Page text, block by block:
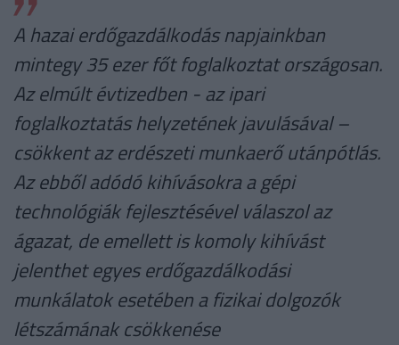
A hazai erdőgazdálkodás napjainkban
mintegy 35 ezer főt foglalkoztat országosan.
Az elmúlt évtizedben - az ipari
foglalkoztatás helyzetének javulásával –
csökkent az erdészeti munkaerő utánpótlás.
Az ebből adódó kihívásokra a gépi
technológiák fejlesztésével válaszol az
ágazat, de emellett is komoly kihívást
jelenthet egyes erdőgazdálkodási
munkálatok esetében a fizikai dolgozók
létszámának csökkenése